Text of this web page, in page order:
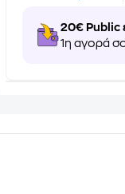
20€ Public
1η αγορά